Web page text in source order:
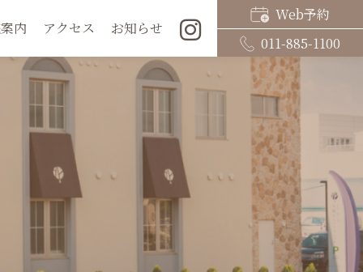
内 アクセス お知らせ
Web予約
011-885-1100